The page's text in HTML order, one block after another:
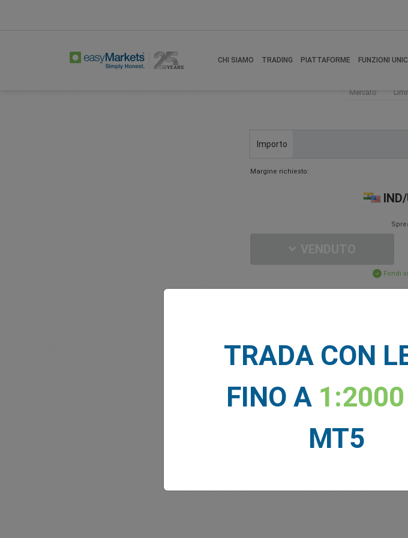
CHI SIAMO TRADING PIATTAFORME FUNZIONI
Mercato
Importo
Margine richiesto:
Fondi
NOTIZIE DI MERCATO
Vedi di
TRADA CON
FINO A 1:2000
MT5